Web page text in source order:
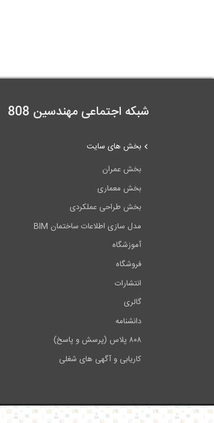
شبکه اجتماعی مهندسین 808
بخش های سایت
بخش عمران
بخش معماری
بخش طراحی عملکردی
مدل سازی اطلاعات ساختمان BIM
آموزشگاه
فروشگاه
انتشارات
گالری
دانشنامه
۸۰۸ پلاس (پرسش و پاسخ)
کاریابی و آگهی های شغلی